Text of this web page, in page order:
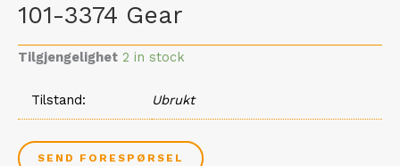
101-3374 Gear
Tilgjengelighet 2 in stock
Tilstand Ubrukt
SEND FORESPØRSEL